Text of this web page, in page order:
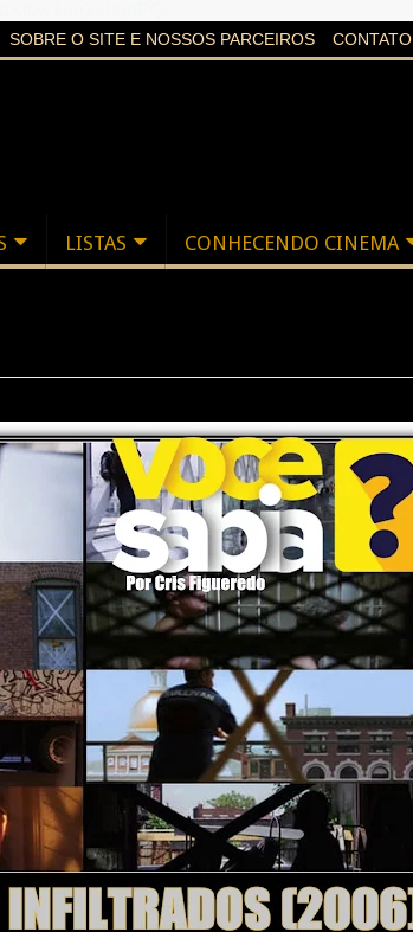
SOBRE O SITE E NOSSOS PARCEIROS CONTATO
LISTAS CONHECENDO CINEMA